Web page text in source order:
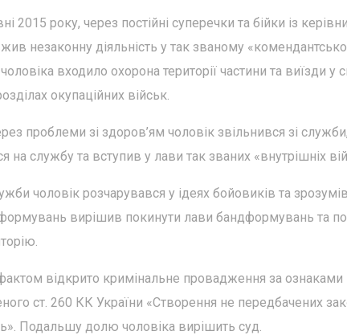
2015 року, через постійні суперечки та бійки із
незаконну діяльність у так званому
входило охорона території частини та виїзди
окупаційних військ.
проблеми зі здоров’ям чоловік звільнився зі
на службу та вступив у лави так званих «внутрішніх
чоловік розчарувався у ідеях бойовиків та
вирішив покинути лави бандформувань та
відкрито кримінальне провадження за
ст. 260 КК України «Створення не передбачених
Подальшу долю чоловіка вирішить суд.